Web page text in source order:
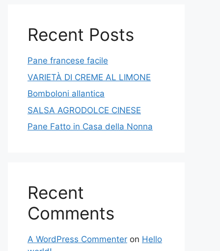
Recent Posts
Pane francese facile
VARIETÀ DI CREME AL LIMONE
Bomboloni allantica
SALSA AGRODOLCE CINESE
Pane Fatto in Casa della Nonna
Recent
Comments
A WordPress Commenter on Hello